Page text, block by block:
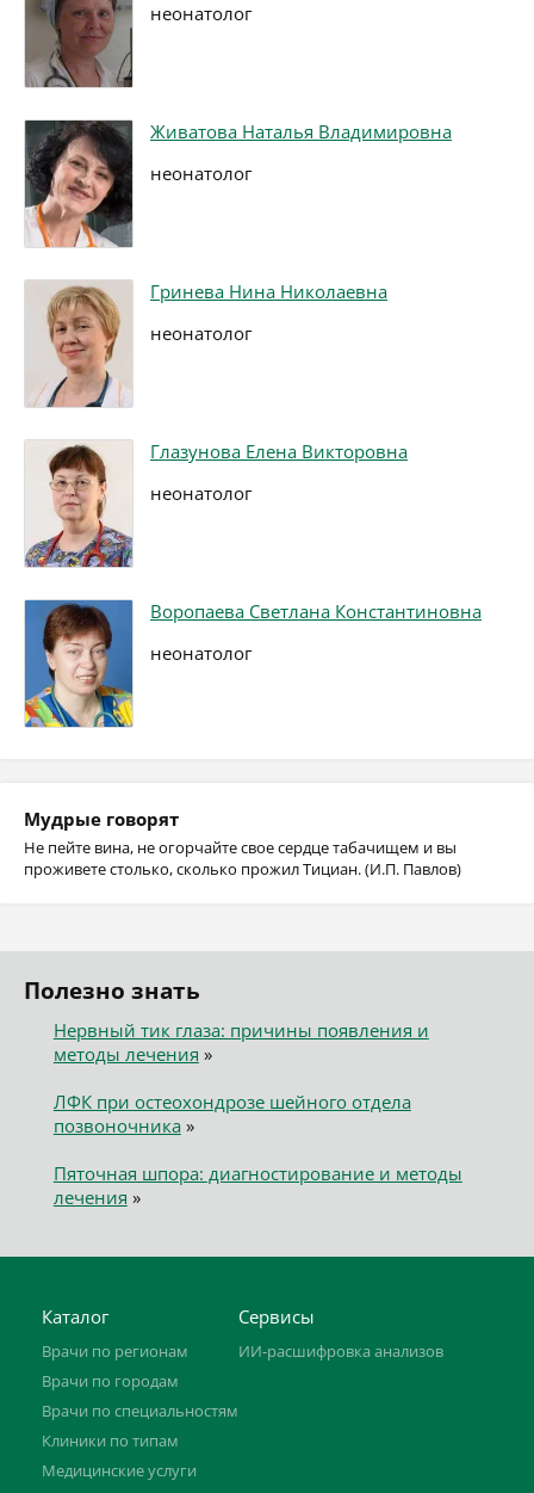
неонатолог
Живатова Наталья Владимировна
неонатолог
Гринева Нина Николаевна
неонатолог
Глазунова Елена Викторовна
неонатолог
Воропаева Светлана Константиновна
неонатолог
Мудрые говорят
Не пейте вина, не огорчайте свое сердце табачищем и вы
проживете столько, сколько прожил Тициан. (И.П. Павлов)
Полезно знать
Нервный тик глаза: причины появления и
методы лечения »
ЛФК при остеохондрозе шейного отдела
позвоночника»
Пяточная шпора: диагностирование и методы
лечения »
Каталог
Врачи по регионам
Врачи по городам
Врачи по специальностям
Клиники по типам
Медицинские услуги
Сервисы
ИИ-расшифровка анализов